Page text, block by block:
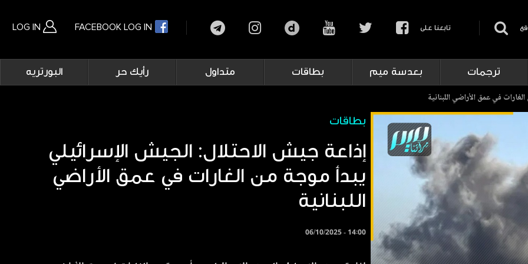
LOG IN FACEBOOK LOG IN تابعنا على
Main
navigation
ترجمات بعدسة ميم بطاقات متداول رأيك حر البورتريه
في عمق الأراضي اللبنانية
بطاقات
إذاعة جيش الاحتلال: الجيش الإسرائيلي
يبدأ موجة من الغارات في عمق الأراضي
اللبنانية
06/10/2025 - 14:00